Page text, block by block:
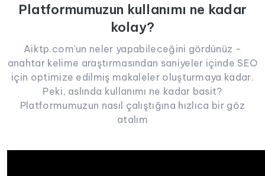
Platformumuzun kullanımı ne kadar
kolay?
Aiktp.com'un neler yapabileceğini gördünüz -
anahtar kelime araştırmasından saniyeler içinde SEO
için optimize edilmiş makaleler oluşturmaya kadar.
Peki, aslında kullanımı ne kadar basit?
Platformumuzun nasıl çalıştığına hızlıca bir göz
atalım